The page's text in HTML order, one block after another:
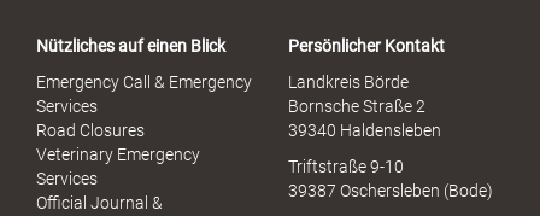
Nützliches auf einen Blick
Emergency Call & Emergency
Services
Road Closures
Veterinary Emergency
Services
Official Journal &
Persönlicher Kontakt
Landkreis Börde
Bornsche Straße 2
39340 Haldensleben
Triftstraße 9-10
39387 Oschersleben (Bode)